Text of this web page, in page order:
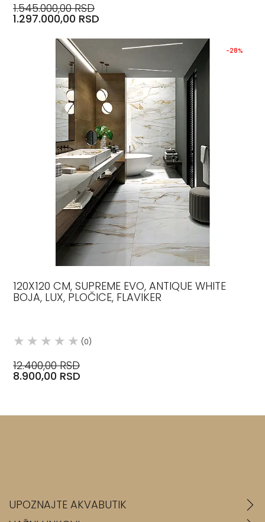
1.545.000,00 RSD
1.297.000,00 RSD
-28%
120X120 CM, SUPREME EVO, ANTIQUE WHITE
BOJA, LUX, PLOČICE, FLAVIKER
(0)
12.400,00 RSD
8.900,00 RSD
UPOZNAJTE AKVABUTIK